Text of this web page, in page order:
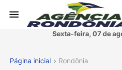
Sexta-feira, 07 de
Página inicial Rondônia